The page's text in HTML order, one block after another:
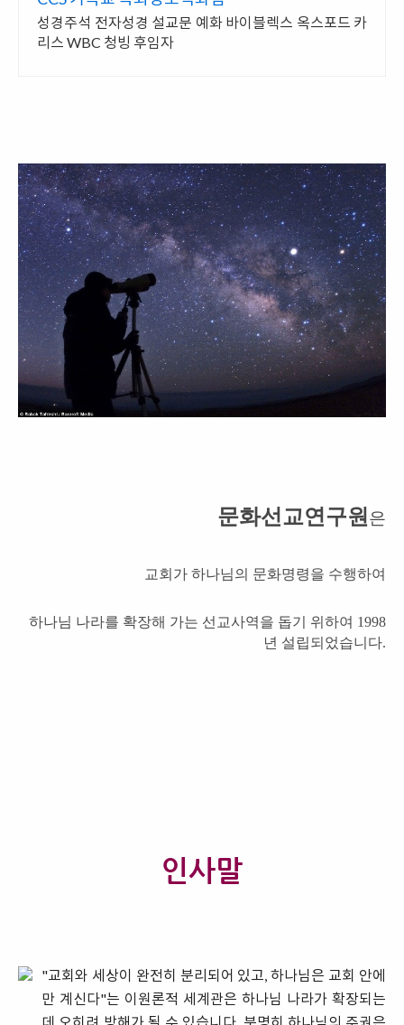
성경주석 전자성경 설교문 예화 바이블렉스 옥스포드 카
리스 WBC 청빙 후임자
문화선교연구원 은
교회가 하나님의 문화명령을 수행하여
하나님 나라를 확장해 가는 선교사역을 돕기 위하여 1998
년 설립되었습니다.
인사말
"교회와 세상이 완전히 분리되어 있고, 하나님은 교회 안에
만 계신다"는 이원론적 세계관은 하나님 나라가 확장되는